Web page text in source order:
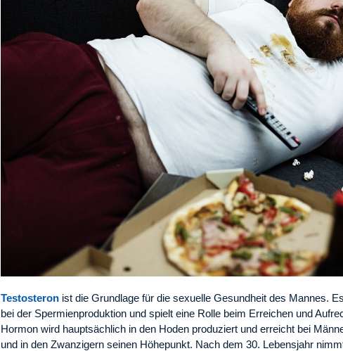
Testosteron ist die Grundlage für die sexuelle Gesundheit des Mannes.
bei der Spermienproduktion und spielt eine Rolle beim Erreichen und
Hormon wird hauptsächlich in den Hoden produziert und erreicht bei
und in den Zwanzigern seinen Höhepunkt. Nach dem 30. Lebensjahr